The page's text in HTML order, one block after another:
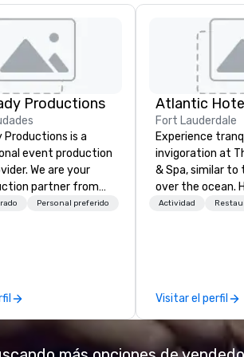
Productions
Productions is a
event production
We are your
partner from
Our team is
Personal preferido
Atlantic
Fort Lauderdale
Experience
invigoration at
& Spa, similar to
over the ocean.
about deadlines
weddings.
Actividad
Visitar el perfil